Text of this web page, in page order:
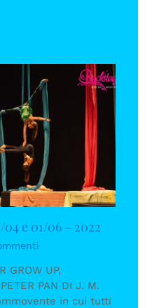
e 01/06 – 2022
GROW UP,
PAN DI J. M.
in cui tutti